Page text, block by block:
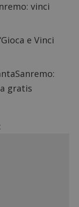
vinci
e Vinci
gratis